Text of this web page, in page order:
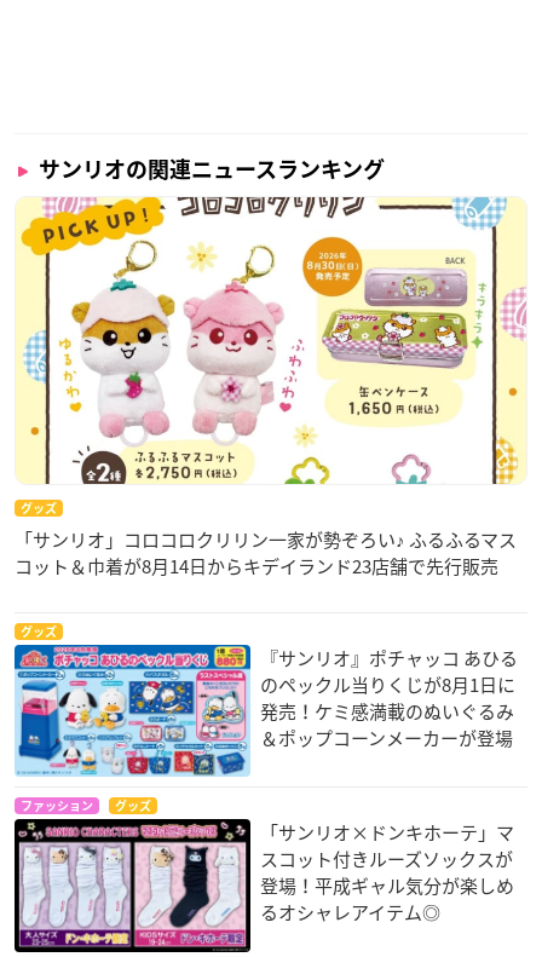
サンリオの関連ニュースランキング
グッズ
「サンリオ」コロコロクリリン一家が勢ぞろい♪ ふるふるマス
コット＆巾着が8月14日からキデイランド23店舗で先行販売
グッズ
『サンリオ』ポチャッコ あひる
のペックル当りくじが8月1日に
発売！ケミ感満載のぬいぐるみ
＆ポップコーンメーカーが登場
ファッション グッズ
「サンリオ×ドンキホーテ」マ
スコット付きルーズソックスが
登場！平成ギャル気分が楽しめ
るオシャレアイテム◎